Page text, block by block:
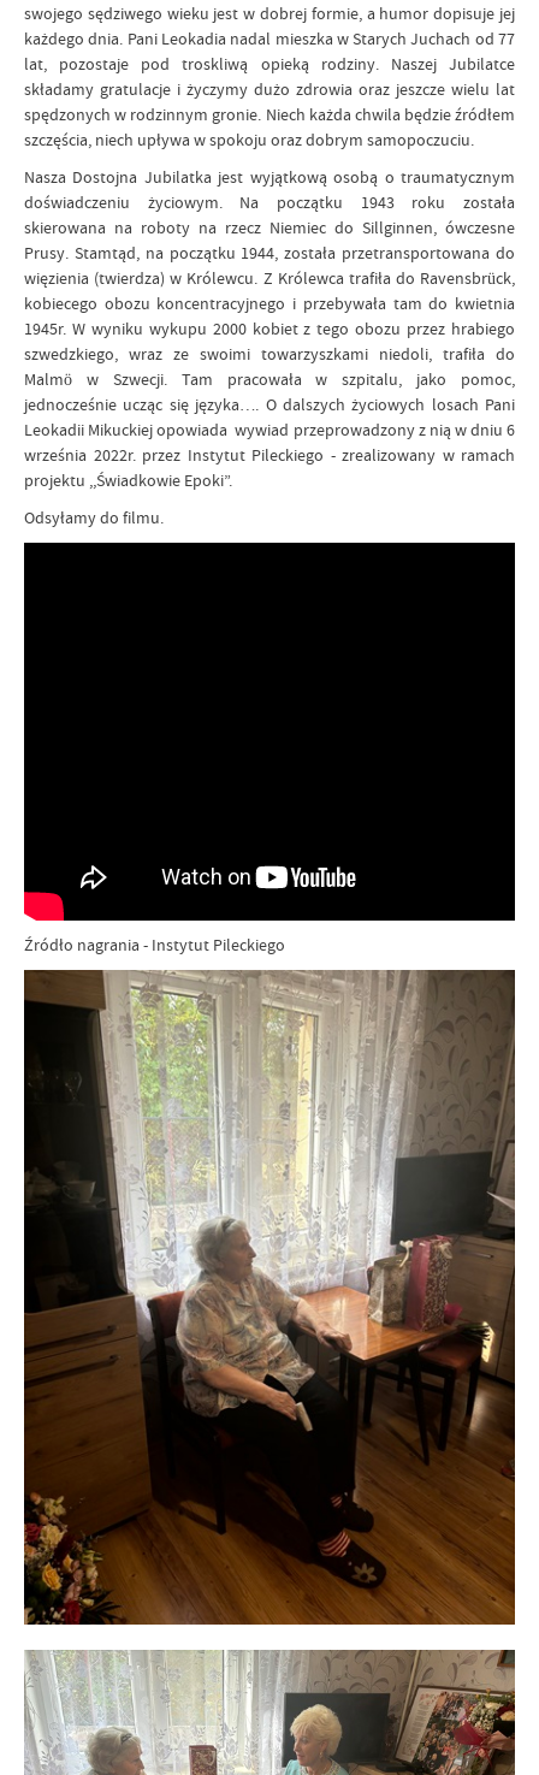
swojego sędziwego wieku jest w dobrej formie, a humor dopisuje jej
każdego dnia. Pani Leokadia nadal mieszka w Starych Juchach od 77
lat, pozostaje pod troskliwą opieką rodziny. Naszej Jubilatce
składamy gratulacje i życzymy dużo zdrowia oraz jeszcze wielu lat
spędzonych w rodzinnym gronie. Niech każda chwila będzie źródłem
szczęścia, niech upływa w spokoju oraz dobrym samopoczuciu.
Nasza Dostojna Jubilatka jest wyjątkową osobą o traumatycznym
doświadczeniu życiowym. Na początku 1943 roku została
skierowana na roboty na rzecz Niemiec do Sillginnen, ówczesne
Prusy. Stamtąd, na początku 1944, została przetransportowana do
więzienia (twierdza) w Królewcu. Z Królewca trafiła do Ravensbrück,
kobiecego obozu koncentracyjnego i przebywała tam do kwietnia
1945r. W wyniku wykupu 2000 kobiet z tego obozu przez hrabiego
szwedzkiego, wraz ze swoimi towarzyszkami niedoli, trafiła do
Malmö w Szwecji. Tam pracowała w szpitalu, jako pomoc,
jednocześnie ucząc się języka…. O dalszych życiowych losach Pani
Leokadii Mikuckiej opowiada wywiad przeprowadzony z nią w dniu 6
września 2022r. przez Instytut Pileckiego - zrealizowany w ramach
projektu ,,Świadkowie Epoki”.
Odsyłamy do filmu.
Źródło nagrania - Instytut Pileckiego